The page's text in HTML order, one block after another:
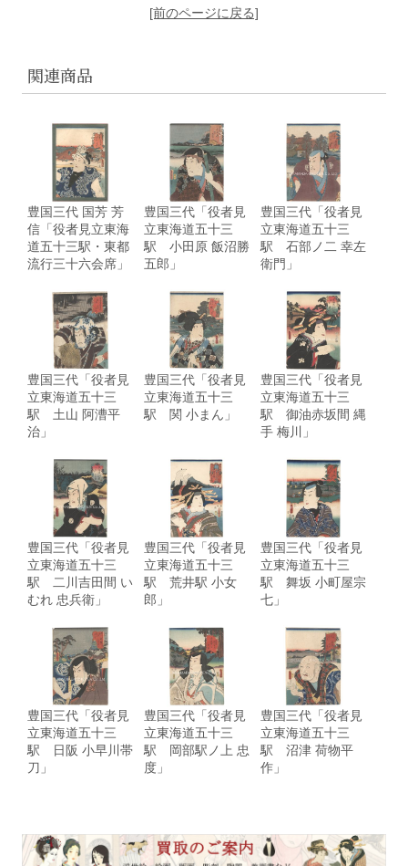
[前のページに戻る]
関連商品
豊国三代 国芳 芳
信「役者見立東海
道五十三駅・東都
流行三十六会席」
豊国三代「役者見
立東海道五十三
駅 小田原 飯沼勝
五郎」
豊国三代「役者見
立東海道五十三
駅 石部ノ二 幸左
衛門」
豊国三代「役者見
立東海道五十三
駅 土山 阿漕平
治」
豊国三代「役者見
立東海道五十三
駅 関 小まん」
豊国三代「役者見
立東海道五十三
駅 御油赤坂間 縄
手 梅川」
豊国三代「役者見
立東海道五十三
駅 二川吉田間 い
むれ 忠兵衛」
豊国三代「役者見
立東海道五十三
駅 荒井駅 小女
郎」
豊国三代「役者見
立東海道五十三
駅 舞坂 小町屋宗
七」
豊国三代「役者見
立東海道五十三
駅 日阪 小早川帯
刀」
豊国三代「役者見
立東海道五十三
駅 岡部駅ノ上 忠
度」
豊国三代「役者見
立東海道五十三
駅 沼津 荷物平
作」